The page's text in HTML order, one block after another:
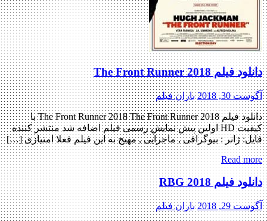
دانلود فیلم The Front Runner 2018
آگوست 30, 2018 باران فیلم
دانلود فیلم The Front Runner 2018 The Front Runner 2018 با
کیفیت HD اولین پیش نمایش رسمی فیلم اضافه شد منتشر کننده
فایل: ژانر : بیوگرافی , ماجرایی , مهیج به این فیلم فعلا امتیازی […]
Read more
دانلود فیلم RBG 2018
آگوست 29, 2018 باران فیلم